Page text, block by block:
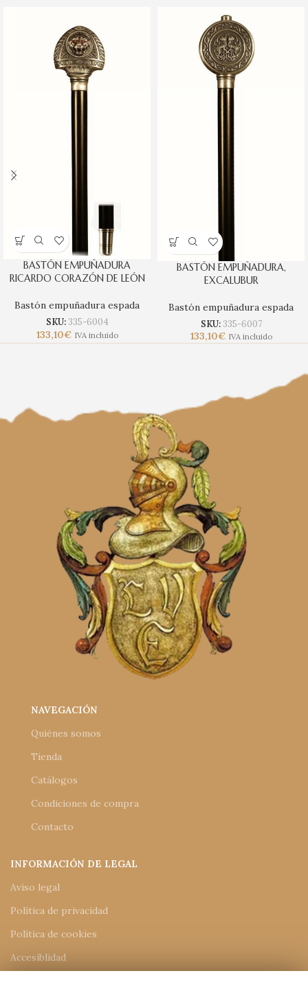
BASTÓN EMPUÑADURA
RICARDO CORAZÓN DE LEÓN
Bastón empuñadura espada
SKU: 335-6004
133,10€ IVA incluido
BASTÓN EMPUÑADURA,
EXCALUBUR
Bastón empuñadura espada
SKU: 335-6007
133,10€ IVA incluido
NAVEGACIÓN
Quiénes somos
Tienda
Catálogos
Condiciones de compra
Contacto
INFORMACIÓN DE LEGAL
Aviso legal
Política de privacidad
Política de cookies
Accesiblidad